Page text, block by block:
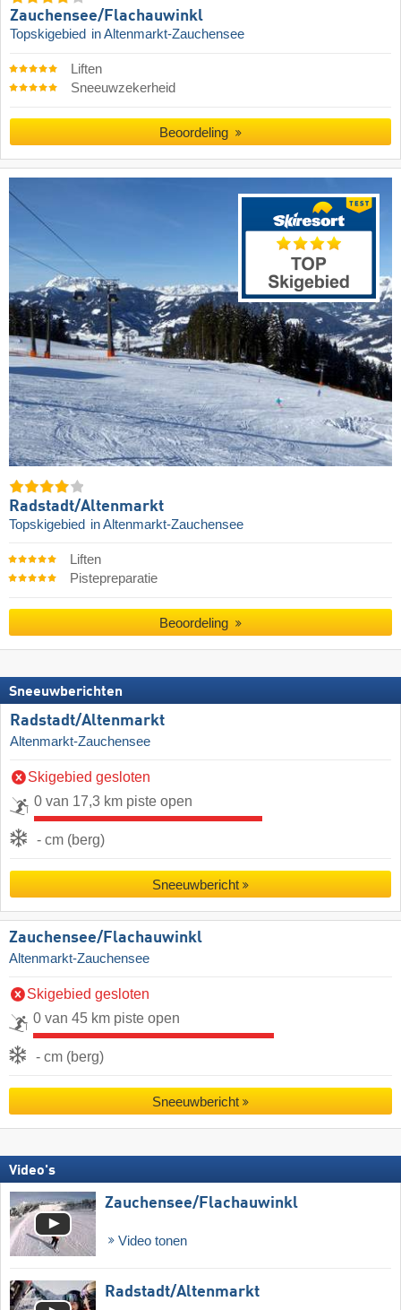
Zauchensee/​Flachauwinkl
Topskigebied in Altenmarkt-Zauchensee
Liften
Sneeuwzekerheid
Beoordeling
Radstadt/​Altenmarkt
Topskigebied in Altenmarkt-Zauchensee
Liften
Pistepreparatie
Beoordeling
Sneeuwberichten
Radstadt/​Altenmarkt
Altenmarkt-Zauchensee
Skigebied gesloten
0 van 17,3 km piste open
- cm (berg)
Sneeuwbericht
Zauchensee/​Flachauwinkl
Altenmarkt-Zauchensee
Skigebied gesloten
0 van 45 km piste open
- cm (berg)
Sneeuwbericht
Video's
Zauchensee/​Flachauwinkl
Video tonen
Radstadt/​Altenmarkt